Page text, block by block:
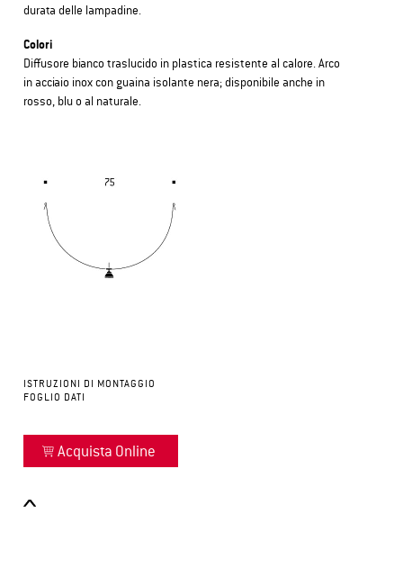
durata delle lampadine.
Colori
Diffusore bianco traslucido in plastica resistente al calore. Arco
in acciaio inox con guaina isolante nera; disponibile anche in
rosso, blu o al naturale.
ISTRUZIONI DI MONTAGGIO
FOGLIO DATI
Acquista Online